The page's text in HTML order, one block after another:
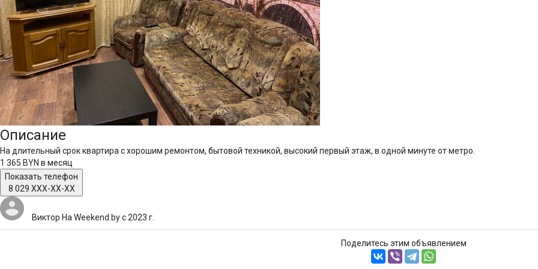
Описание
На длительный срок квартира с хорошим ремонтом, бытовой техникой, высокий первый этаж, в одной минуте от метро.
1 365 BYN в месяц
Показать телефон
8 029 XXX-XX-XX
Виктор На Weekend.by с 2023 г.
Поделитесь этим объявлением